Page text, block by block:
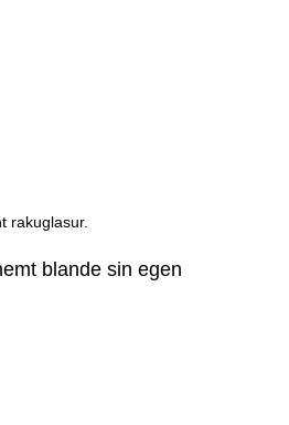
rakuglasur.
blande sin egen